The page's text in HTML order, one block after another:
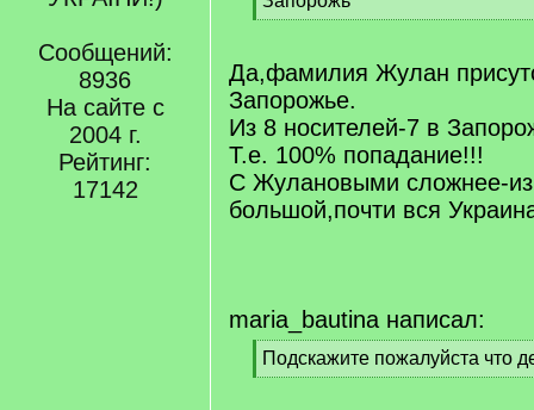
Сообщений:
8936
На сайте с
2004 г.
Рейтинг:
17142
][
q
]
Да,фамилия Жулан
Запорожье.
Из 8 носителей-7 в
Т.е. 100% попадание!!!
С Жулановыми сложнее-из
большой,почти вся
maria_bautina написал:
[
q
Подскажите пожалуйста что
[